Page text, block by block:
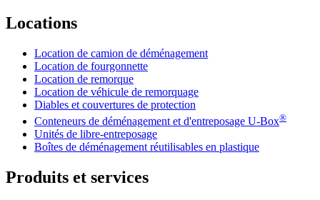
Locations
Location de camion de déménagement
Location de fourgonnette
Location de remorque
Location de véhicule de remorquage
Diables et couvertures de protection
Conteneurs de déménagement et d'entreposage U-Box®
Unités de libre-entreposage
Boîtes de déménagement réutilisables en plastique
Produits et services